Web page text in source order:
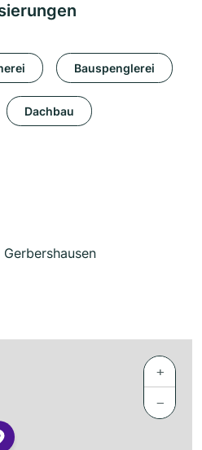
Bauspenglerei
Dachbau
Gerbershausen
+
−